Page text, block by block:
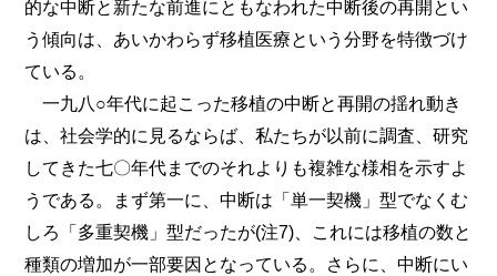
的な中断と新たな前進にともなわれた中断後の再開とい
う傾向は、あいかわらず移植医療という分野を特徴づけ
ている。
一九八○年代に起こった移植の中断と再開の揺れ動き
は、社会学的に見るならば、私たちが以前に調査、研究
してきた七〇年代までのそれよりも複雑な様相を示すよ
うである。まず第一に、中断は「単一契機」型でなくむ
しろ「多重契機」型だったが(注7)、これには移植の数と
種類の増加が一部要因となっている。さらに、中断にい